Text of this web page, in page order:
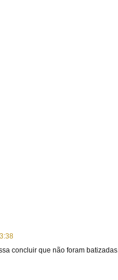
concluir que não foram batizadas.